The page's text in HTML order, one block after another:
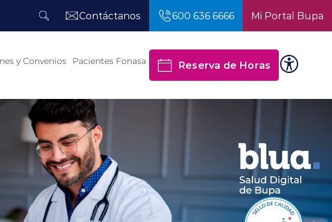
Contáctanos 600 636 6666 Mi Portal Bupa
y Convenios Pacientes Fonasa Reserva de Horas